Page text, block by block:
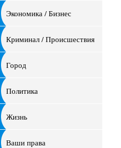
Экономика / Бизнес
Криминал / Происшествия
Город
Политика
Жизнь
Ваши права